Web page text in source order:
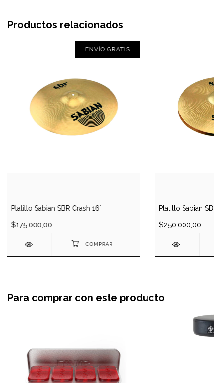
Productos relacionados
ENVÍO GRATIS
Platillo Sabian SBR Crash 16´
$175.000,00
Platillo Sabian SBR
$250.000,00
Para comprar con este producto